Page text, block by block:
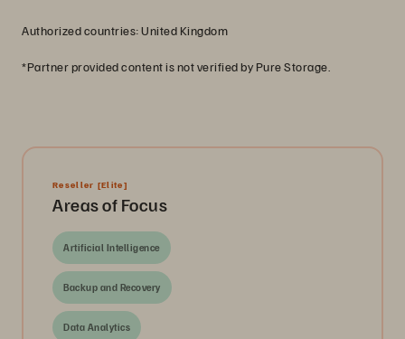
Authorized countries: United Kingdom
*Partner provided content is not verified by Pure Storage.
Reseller [Elite]
Areas of Focus
Artificial Intelligence
Backup and Recovery
Data Analytics